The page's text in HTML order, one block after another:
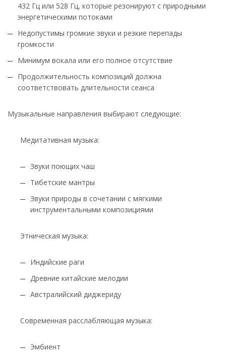
432 Гц или 528 Гц, которые резонируют с природными
энергетическими потоками
Недопустимы громкие звуки и резкие перепады
громкости
Минимум вокала или его полное отсутствие
Продолжительность композиций должна
соответствовать длительности сеанса
Музыкальные направления выбирают следующие:
Медитативная музыка:
Звуки поющих чаш
Тибетские мантры
Звуки природы в сочетании с мягкими
инструментальными композициями
Этническая музыка:
Индийские раги
Древние китайские мелодии
Австралийский диджериду
Современная расслабляющая музыка:
Эмбиент